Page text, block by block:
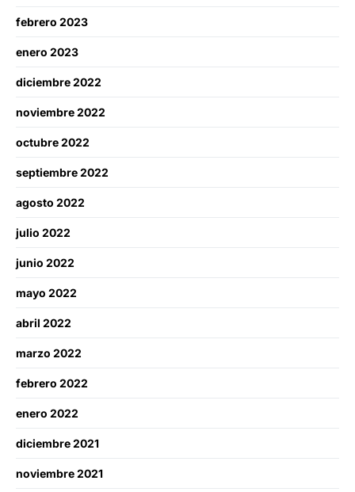
febrero 2023
enero 2023
diciembre 2022
noviembre 2022
octubre 2022
septiembre 2022
agosto 2022
julio 2022
junio 2022
mayo 2022
abril 2022
marzo 2022
febrero 2022
enero 2022
diciembre 2021
noviembre 2021